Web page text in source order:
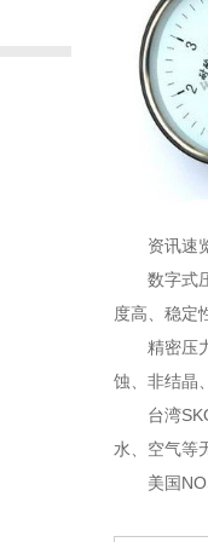
资讯速
数字式
度高、稳定
精密压
蚀、非结晶
台湾
水、空气等
美国